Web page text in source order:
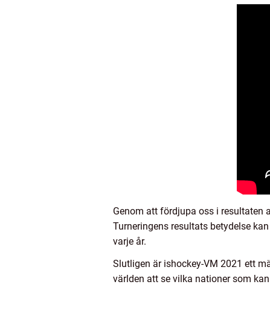
Genom att fördjupa oss i resultaten
Turneringens resultats betydelse
varje år.
Slutligen är ishockey-VM 2021 ett
världen att se vilka nationer som